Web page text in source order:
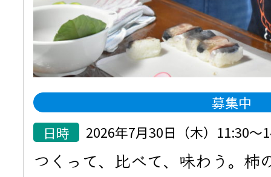
募集中
日時
2026年7月30日（木）11:30
つくって、比べて、味わう。柿